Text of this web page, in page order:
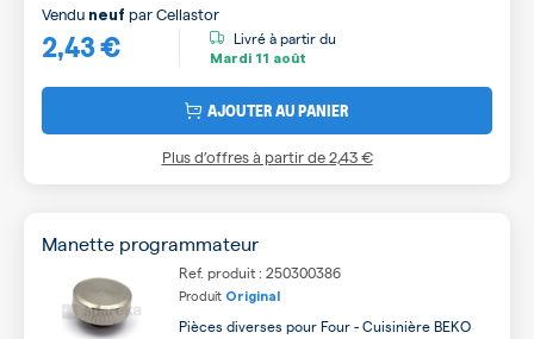
2,43 €
Vendu neuf parCellastor
Livré à partir du
Mardi 11 août
AJOUTER AU PANIER
Plus d’offres à partir de2,43 €
Manette programmateur
Ref. produit : 250300386
Produit Original
Pièces diverses pour Four - Cuisinière BEKO